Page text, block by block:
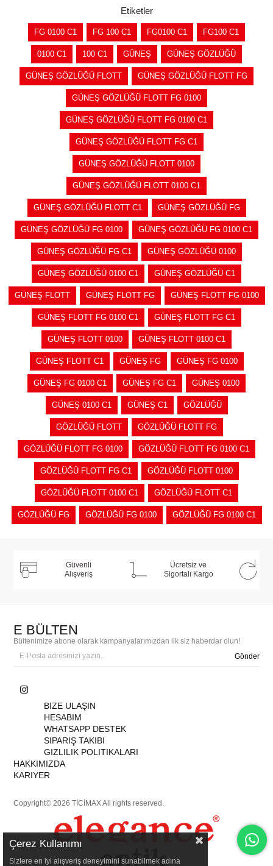
Etiketler
FG 0100 C1 FG 100 C1 FG0100 C1 FG100 C1
0100 C1 100 C1 GÜNEŞ GÜNEŞ GÖZLÜĞÜ
GÜNEŞ GÖZLÜĞÜ FLOTT GÜNEŞ GÖZLÜĞÜ FLOTT FG
GÜNEŞ GÖZLÜĞÜ FLOTT FG 0100
GÜNEŞ GÖZLÜĞÜ FLOTT FG 0100 C1
GÜNEŞ GÖZLÜĞÜ FLOTT FG C1
GÜNEŞ GÖZLÜĞÜ FLOTT 0100
GÜNEŞ GÖZLÜĞÜ FLOTT 0100 C1
GÜNEŞ GÖZLÜĞÜ FLOTT C1 GÜNEŞ GÖZLÜĞÜ FG
GÜNEŞ GÖZLÜĞÜ FG 0100 GÜNEŞ GÖZLÜĞÜ FG 0100 C1
GÜNEŞ GÖZLÜĞÜ FG C1 GÜNEŞ GÖZLÜĞÜ 0100
GÜNEŞ GÖZLÜĞÜ 0100 C1 GÜNEŞ GÖZLÜĞÜ C1
GÜNEŞ FLOTT GÜNEŞ FLOTT FG GÜNEŞ FLOTT FG 0100
GÜNEŞ FLOTT FG 0100 C1 GÜNEŞ FLOTT FG C1
GÜNEŞ FLOTT 0100 GÜNEŞ FLOTT 0100 C1
GÜNEŞ FLOTT C1 GÜNEŞ FG GÜNEŞ FG 0100
GÜNEŞ FG 0100 C1 GÜNEŞ FG C1 GÜNEŞ 0100
GÜNEŞ 0100 C1 GÜNEŞ C1 GÖZLÜĞÜ
GÖZLÜĞÜ FLOTT GÖZLÜĞÜ FLOTT FG
GÖZLÜĞÜ FLOTT FG 0100 GÖZLÜĞÜ FLOTT FG 0100 C1
GÖZLÜĞÜ FLOTT FG C1 GÖZLÜĞÜ FLOTT 0100
GÖZLÜĞÜ FLOTT 0100 C1 GÖZLÜĞÜ FLOTT C1
GÖZLÜĞÜ FG GÖZLÜĞÜ FG 0100 GÖZLÜĞÜ FG 0100 C1
Güvenli
Alışveriş
Ücretsiz ve
Sigortalı Kargo
E BÜLTEN
Bültenimize abone olarak kampanyalarımızdan ilk siz haberdar olun!
Gönder
BIZE ULAŞIN
HESABIM
WHATSAPP DESTEK
SIPARIŞ TAKIBI
GIZLILIK POLITIKALARI
HAKKIMIZDA
KARIYER
Copyright© 2026 TİCİMAX All rights reserved.
Çerez Kullanımı
Sizlere en iyi alışveriş deneyimini sunabilmek adına